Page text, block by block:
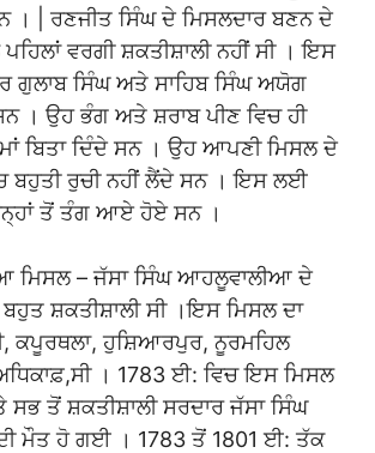
। | ਰਣਜੀਤ ਸਿੰਘ ਦੇ ਮਿਸਲਦਾਰ ਬਣਨ ਦੇ
ਵਰਗੀ ਸ਼ਕਤੀਸ਼ਾਲੀ ਨਹੀਂ ਸੀ । ਇਸ
ਗੁਲਾਬ ਸਿੰਘ ਅਤੇ ਸਾਹਿਬ ਸਿੰਘ ਅਯੋਗ
। ਉਹ ਭੰਗ ਅਤੇ ਸ਼ਰਾਬ ਪੀਣ ਵਿਚ ਹੀ
ਬਿਤਾ ਦਿੰਦੇ ਸਨ । ਉਹ ਆਪਣੀ ਮਿਸਲ ਦੇ
ਬਹੁਤੀ ਰੁਚੀ ਨਹੀਂ ਲੈਂਦੇ ਸਨ । ਇਸ ਲਈ
ਤੋਂ ਤੰਗ ਆਏ ਹੋਏ ਸਨ ।
ਮਿਸਲ – ਜੱਸਾ ਸਿੰਘ ਆਹਲੂਵਾਲੀਆ ਦੇ
ਸ਼ਕਤੀਸ਼ਾਲੀ ਸੀ ।ਇਸ ਮਿਸਲ ਦਾ
ਕਪੂਰਥਲਾ, ਹੁਸ਼ਿਆਰਪੁਰ, ਨੂਰਮਹਿਲ
। 1783 ਈ: ਵਿਚ ਇਸ ਮਿਸਲ
ਸਭ ਤੋਂ ਸ਼ਕਤੀਸ਼ਾਲੀ ਸਰਦਾਰ ਜੱਸਾ ਸਿੰਘ
ਮੌਤ ਹੋ ਗਈ । 1783 ਤੋਂ 1801 ਈ: ਤੱਕ